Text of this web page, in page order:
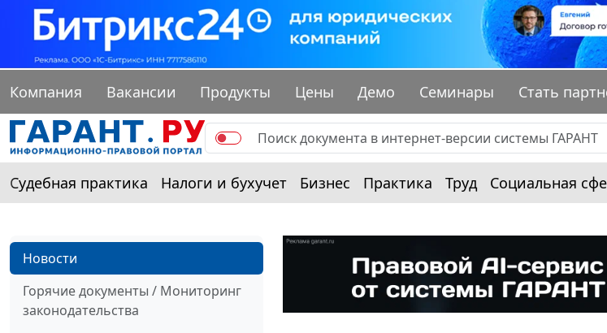
Компания Вакансии Продукты Цены Демо Семинары Стать
Судебная практика Налоги и бухучет Бизнес Практика Труд Социальная
Новости
Горячие документы / Мониторинг
законодательства